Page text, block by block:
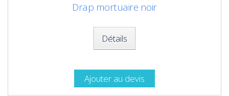
Drap mortuaire noir
Détails
Ajouter au devis